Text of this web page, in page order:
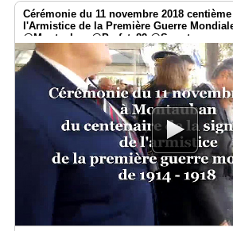
Cérémonie du 11 novembre 2018
l'Armistice de la Première Guerre
@Montauban @Prefet_82 @Smartrezo